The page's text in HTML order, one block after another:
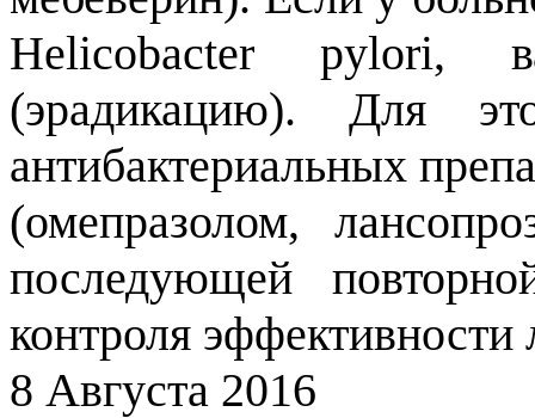
Helicobacter pylori,
(эрадикацию). Для
антибактериальных
(омепразолом,
последующей
контроля эффективности
8 Августа 2016